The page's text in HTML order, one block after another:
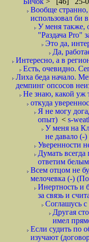
Вообще странно,
использовал би
У меня также,
"Раздача Pro"
Это да,
Да,
Интересно, а в
Есть, очевидно.
Лиха беда начало.
демпинг опсосов
Не знаю, какой уж
откуда
Я не могу
опыт) < s-
У меня на
не давало (-)
Уверенности
Думать
ответим
Всем отцом не
мелочевка (-)
Инертность и
за связь и
Соглашусь
Другая
имел
Если судить по
изучают